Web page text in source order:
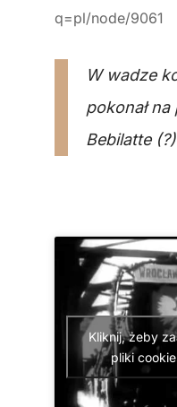
q=pl/node/9061
W wadze
pokonał na
Bebilatte
Kliknij, żeby
pliki